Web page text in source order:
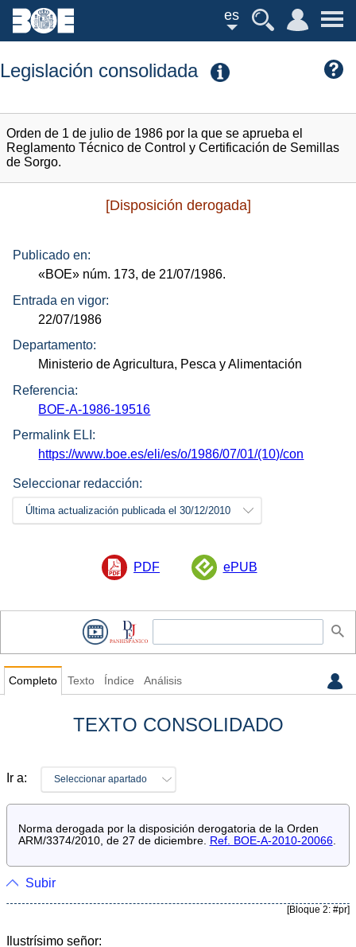
es
Legislación consolidada
Orden de 1 de julio de 1986 por la que se aprueba el
Reglamento Técnico de Control y Certificación de Semillas
de Sorgo.
[Disposición derogada]
Publicado en:
«BOE» núm. 173, de 21/07/1986.
Entrada en vigor:
22/07/1986
Departamento:
Ministerio de Agricultura, Pesca y Alimentación
Referencia:
BOE-A-1986-19516
Permalink ELI:
https://www.boe.es/eli/es/o/1986/07/01/(10)/con
Seleccionar redacción:
Última actualización publicada el 30/12/2010
PDF ePUB
Completo Texto Índice Análisis
TEXTO CONSOLIDADO
Ir a: Seleccionar apartado
Norma derogada por la disposición derogatoria de la Orden
ARM/3374/2010, de 27 de diciembre. Ref. BOE-A-2010-20066.
Subir
[Bloque 2: #pr]
Ilustrísimo señor: